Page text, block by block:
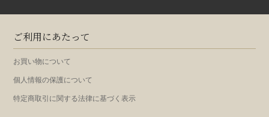
ご利用にあたって
お買い物について
個人情報の保護について
特定商取引に関する法律に基づく表示